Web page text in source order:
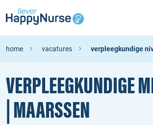
home vacatures verpleegkundige
VERPLEEGKUNDIGE
| MAARSSEN